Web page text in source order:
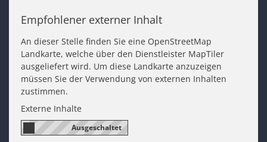
Empfohlener externer Inhalt
An dieser Stelle finden Sie eine OpenStreetMap
Landkarte, welche über den Dienstleister MapTiler
ausgeliefert wird. Um diese Landkarte anzuzeigen
müssen Sie der Verwendung von externen Inhalten
zustimmen.
Externe Inhalte